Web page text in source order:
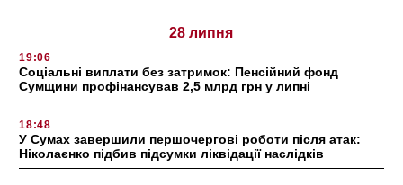
28 липня
19:06
Соціальні виплати без затримок: Пенсійний фонд
Сумщини профінансував 2,5 млрд грн у липні
18:48
У Сумах завершили першочергові роботи після атак:
Ніколаєнко підбив підсумки ліквідації наслідків